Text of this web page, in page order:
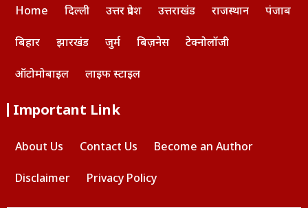
Home दिल्ली उत्तर प्रदेश उत्तराखंड राजस्थान पंजाब
बिहार झारखंड जुर्म बिज़नेस टेक्नोलॉजी
ऑटोमोबाइल लाइफ स्टाइल
Important Link
About Us Contact Us Become an Author
Disclaimer Privacy Policy